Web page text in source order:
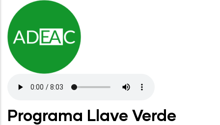
Programa Llave Verde